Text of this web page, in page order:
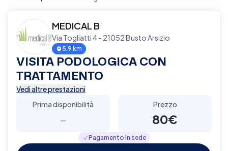
MEDICAL B
Via Togliatti 4 - 21052 Busto Arsizio
5.9 km
VISITA PODOLOGICA CON
TRATTAMENTO
Vedi altre prestazioni
Prima disponibilità
-
Prezzo
80€
Pagamento in sede